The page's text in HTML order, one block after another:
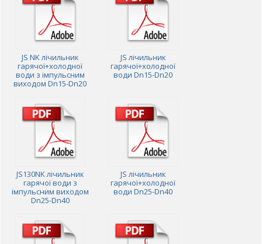
JS NK лічильник
гарячої+холодної
води з імпульсним
виходом Dn15-Dn20
JS лічильник
гарячої+холодної
води Dn15-Dn20
JS130NK лічильник
гарячої води з
імпульсним виходом
Dn25-Dn40
JS лічильник
гарячої+холодної
води Dn25-Dn40